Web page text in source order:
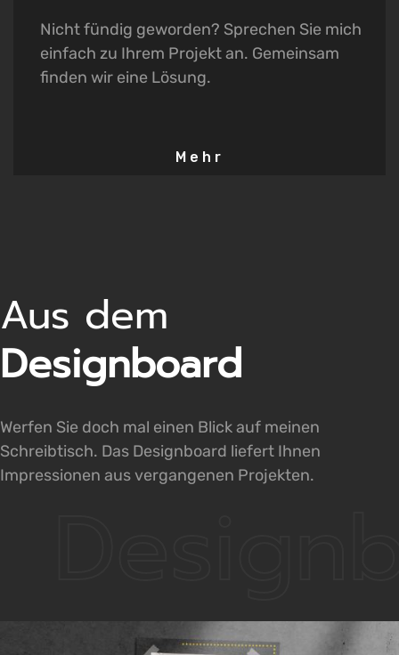
Nicht fündig geworden? Sprechen Sie mich
einfach zu Ihrem Projekt an. Gemeinsam
finden wir eine Lösung.
Mehr
Aus dem
Designboard
Werfen Sie doch mal einen Blick auf meinen
Schreibtisch. Das Designboard liefert Ihnen
Impressionen aus vergangenen Projekten.